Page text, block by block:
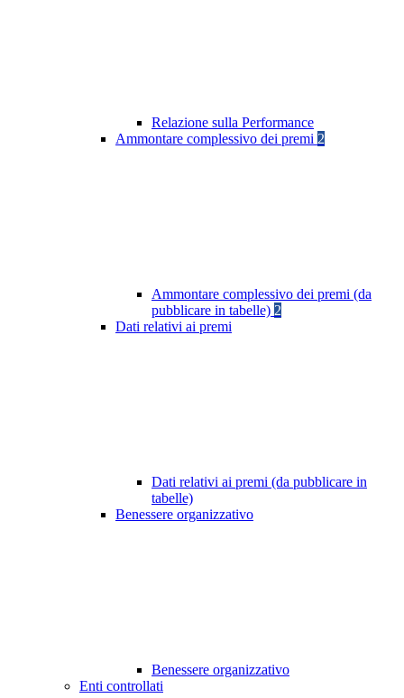
Relazione sulla Performance
Ammontare complessivo dei premi 2
Ammontare complessivo dei premi (da
pubblicare in tabelle) 2
Dati relativi ai premi
Dati relativi ai premi (da pubblicare in
tabelle)
Benessere organizzativo
Benessere organizzativo
Enti controllati